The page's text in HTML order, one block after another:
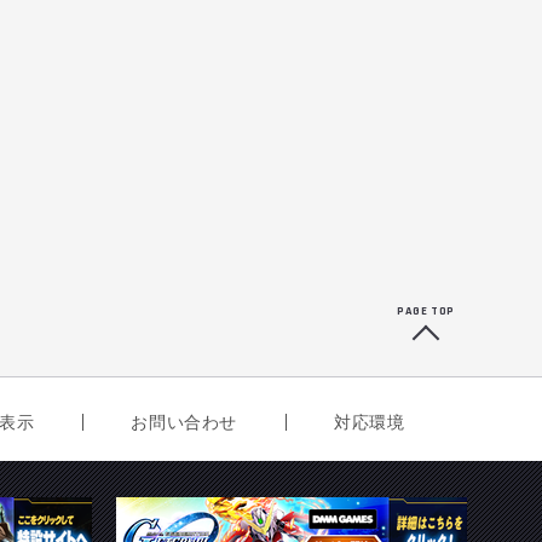
PAGE TOP
示 お問い合わせ 対応環境